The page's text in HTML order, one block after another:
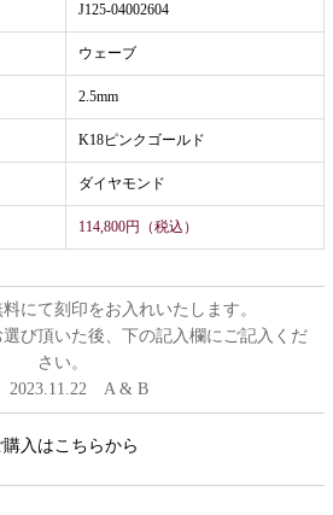
J125-04002604
ウェーブ
2.5mm
K18ピンクゴールド
ダイヤモンド
114,800円（税込）
にて刻印をお入れいたします。
び頂いた後、下の記入欄にご記入くだ
さい。
2023.11.22 A & B
購入はこちらから